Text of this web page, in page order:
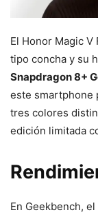
El Honor Magic
tipo concha y su
Snapdragon 8+
este smartphone
tres colores
edición limitada
En Geekbench,